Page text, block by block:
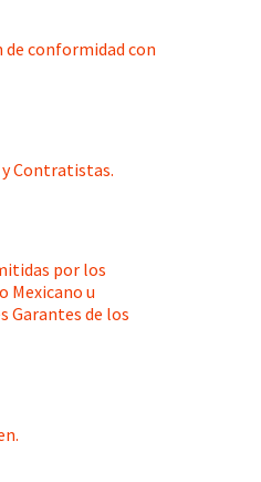
de conformidad con
y Contratistas.
por los
Mexicano u
Garantes de los
.